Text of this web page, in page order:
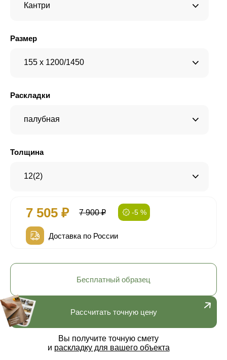
Кантри
Размер
155 x 1200/1450
Раскладки
палубная
Толщина
12(2)
7 505 ₽ 7 900 ₽ -5 %
Доставка по России
Рассчитать точную цену
Вы получите точную смету
и раскладку для вашего объекта
Бесплатный образец